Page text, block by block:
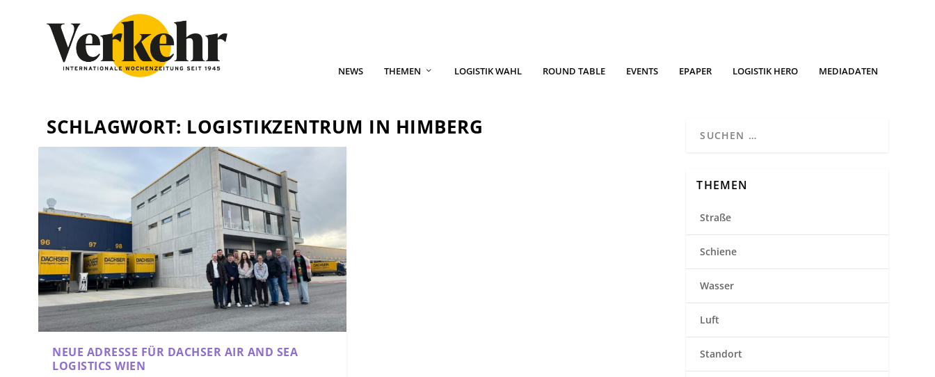
NEWS THEMEN LOGISTIK WAHL ROUND TABLE EVENTS EPAPER LOGISTIK HERO MEDIADATEN
SCHLAGWORT: LOGISTIKZENTRUM IN HIMBERG
NEUE ADRESSE FÜR DACHSER AIR AND SEA
LOGISTICS WIEN
THEMEN
Straße
Schiene
Wasser
Luft
Standort